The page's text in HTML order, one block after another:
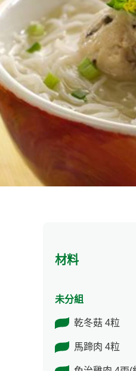
材料
未分組
乾冬菇 4粒
馬蹄肉 4粒